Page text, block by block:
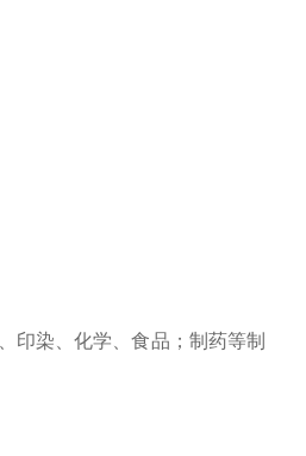
印染、化学、食品；制药等制